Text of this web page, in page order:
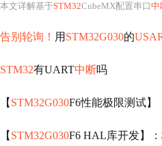
本文详解基于STM32CubeMX配置串口中
告别轮询！ 用 STM32G030的
STM32有UART中断吗
【 STM32G030F6性能极限测试】
【 STM32G030F6 HAL库开发】